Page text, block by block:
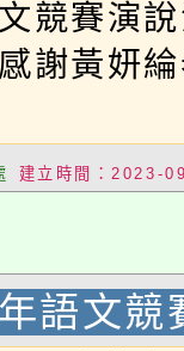
競賽演
謝黃妍
建立時間：2023-
語文競